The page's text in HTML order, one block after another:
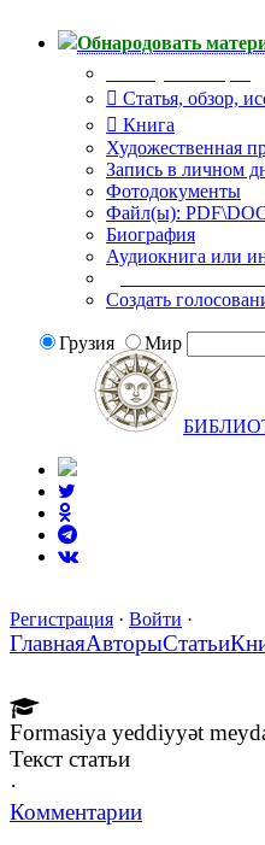
Обнародовать
Статья, обзор,
Книга
Художественная
Запись в личном
Фотодокументы
Файл(ы):
Биография
Аудиокнига или
Создать
Грузия Мир
Регистрация · Войти ·
ГлавнаяАвторыСтатьи
Formasiya yeddiyyət
Текст статьи
·
Комментарии